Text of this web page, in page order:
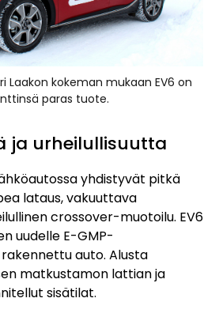
Laakon kokeman mukaan EV6 on
paras tuote.
ja urheilullisuutta
yhdistyvät pitkä
lataus, vakuuttava
crossover-muotoilu. EV6
uudelle E-GMP-
auto. Alusta
matkustamon lattian ja
sisätilat.